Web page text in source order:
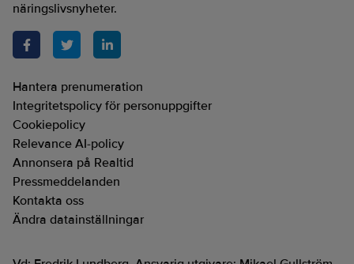
näringslivsnyheter.
Hantera prenumeration
Integritetspolicy för personuppgifter
Cookiepolicy
Relevance AI-policy
Annonsera på Realtid
Pressmeddelanden
Kontakta oss
Ändra datainställningar